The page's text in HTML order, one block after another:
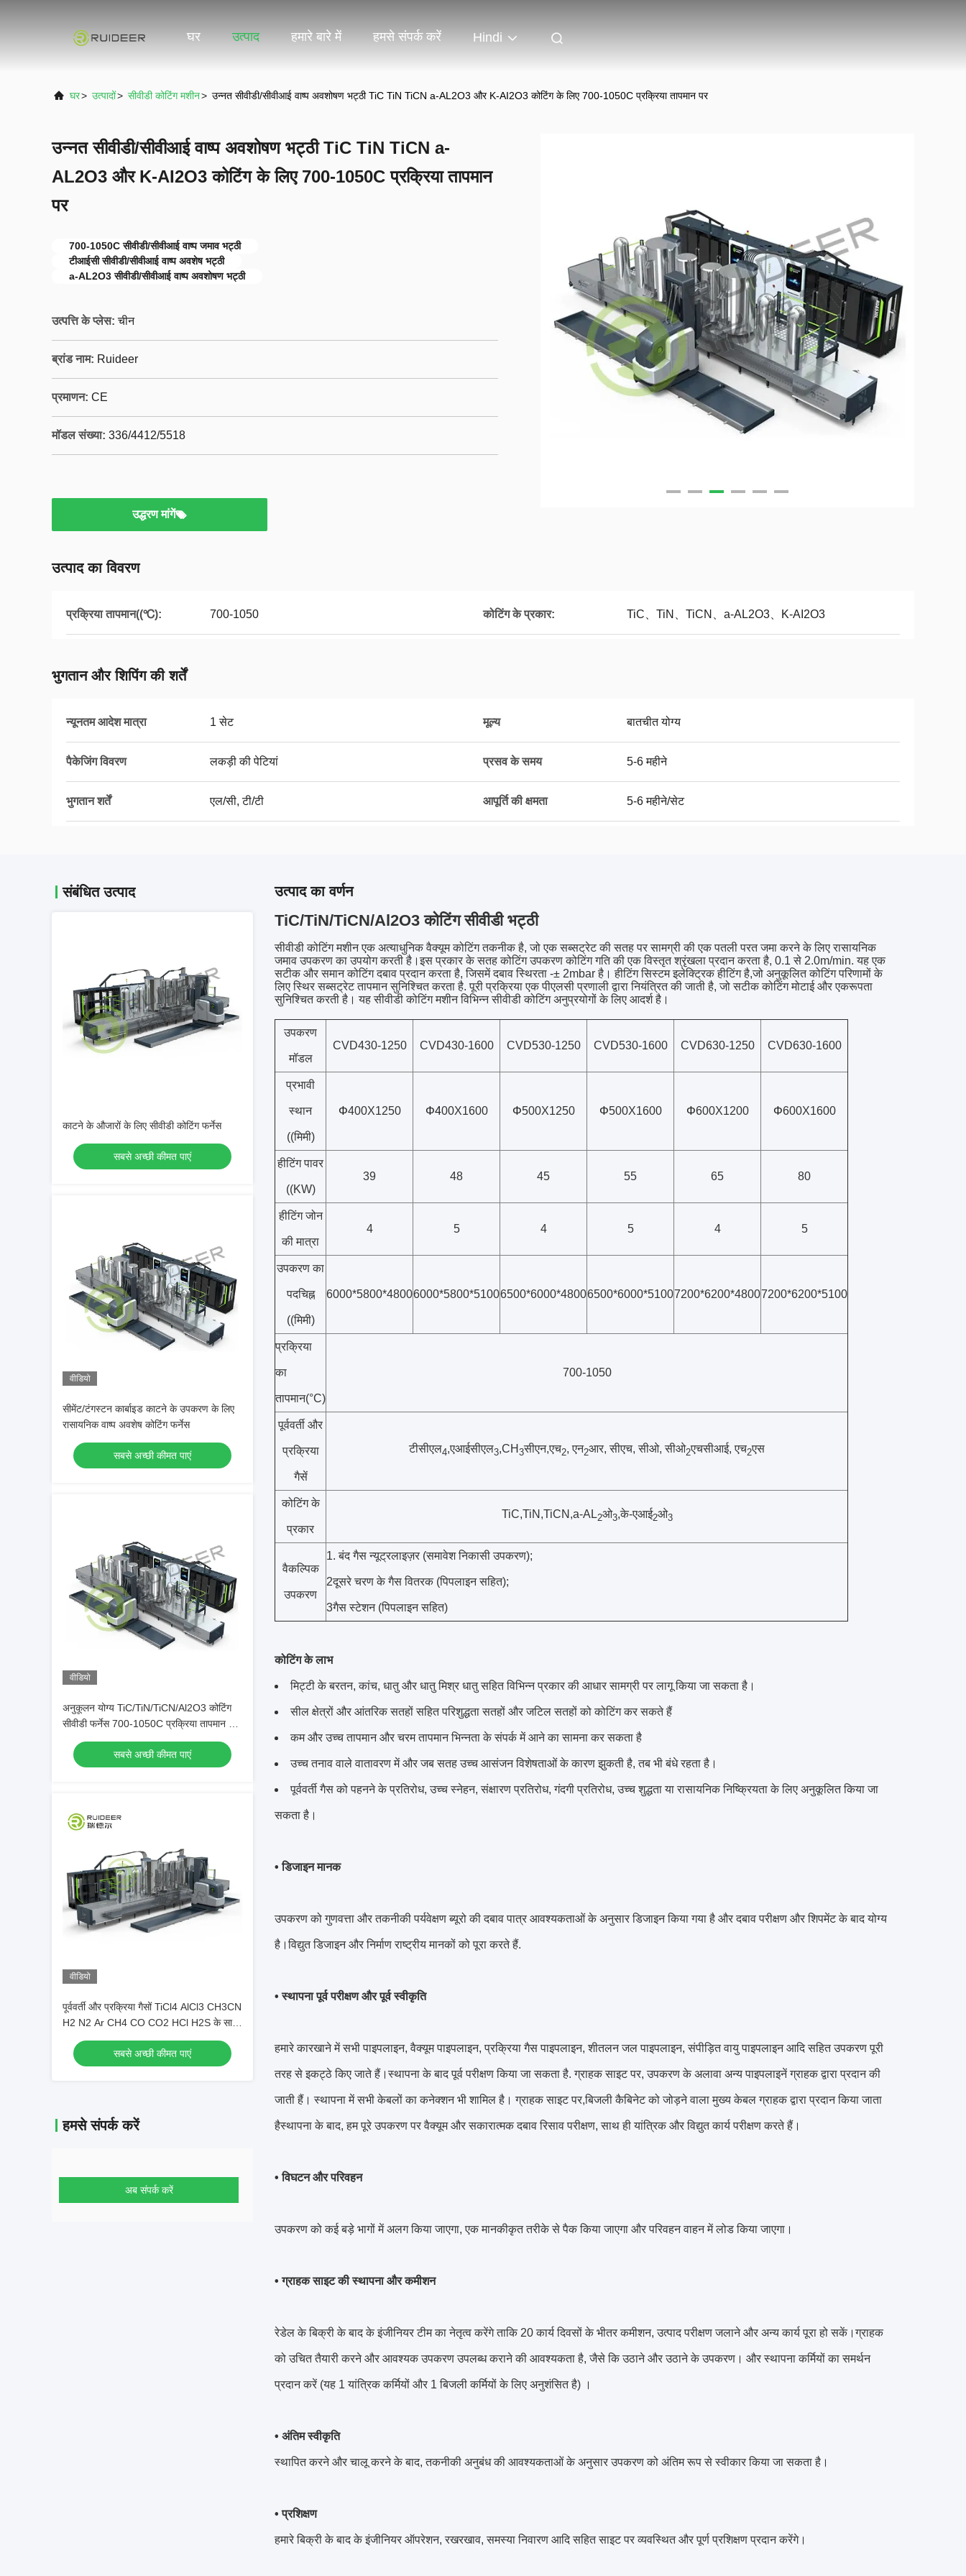
घर उत्पाद हमारे बारे में हमसे संपर्क करें Hindi
घर> उत्पादों> सीवीडी कोटिंग मशीन> उन्नत सीवीडी/सीवीआई वाष्प अवशोषण भट्ठी TiC TiN TiCN a-AL2O3 और K-AI2O3 कोटिंग के लिए 700-1050C प्रक्रिया तापमान पर
उन्नत सीवीडी/सीवीआई वाष्प अवशोषण भट्ठी TiC TiN TiCN a-
AL2O3 और K-AI2O3 कोटिंग के लिए 700-1050C प्रक्रिया तापमान
पर
700-1050C सीवीडी/सीवीआई वाष्प जमाव भट्ठी
टीआईसी सीवीडी/सीवीआई वाष्प अवशेष भट्ठी
a-AL2O3 सीवीडी/सीवीआई वाष्प अवशोषण भट्ठी
उत्पत्ति के प्लेस: चीन
ब्रांड नाम: Ruideer
प्रमाणन: CE
मॉडल संख्या: 336/4412/5518
उद्धरण मांगें
उत्पाद का विवरण
प्रक्रिया तापमान((℃): 700-1050 कोटिंग के प्रकार: TiC、TiN、TiCN、a-AL2O3、K-AI2O3
भुगतान और शिपिंग की शर्तें
न्यूनतम आदेश मात्रा 1 सेट मूल्य बातचीत योग्य
पैकेजिंग विवरण लकड़ी की पेटियां प्रसव के समय 5-6 महीने
भुगतान शर्तें एल/सी, टी/टी आपूर्ति की क्षमता 5-6 महीने/सेट
संबंधित उत्पाद
काटने के औजारों के लिए सीवीडी कोटिंग फर्नेस
सबसे अच्छी कीमत पाएं
वीडियो
सीमेंट/टंगस्टन कार्बाइड काटने के उपकरण के लिए
रासायनिक वाष्प अवशेष कोटिंग फर्नेस
सबसे अच्छी कीमत पाएं
वीडियो
अनुकूलन योग्य TiC/TiN/TiCN/Al2O3 कोटिंग
सीवीडी फर्नेस 700-1050C प्रक्रिया तापमान के
सबसे अच्छी कीमत पाएं
वीडियो
पूर्ववर्ती और प्रक्रिया गैसों TiCl4 AlCl3 CH3CN
H2 N2 Ar CH4 CO CO2 HCl H2S के साथ
उच्च तापमान कोटिंग प्रक्रिया उपकरण
सबसे अच्छी कीमत पाएं
हमसे संपर्क करें
अब संपर्क करें
उत्पाद का वर्णन
TiC/TiN/TiCN/Al2O3 कोटिंग सीवीडी भट्ठी
सीवीडी कोटिंग मशीन एक अत्याधुनिक वैक्यूम कोटिंग तकनीक है, जो एक सब्सट्रेट की सतह पर सामग्री की एक पतली परत जमा करने के लिए रासायनिक
जमाव उपकरण का उपयोग करती है।इस प्रकार के सतह कोटिंग उपकरण कोटिंग गति की एक विस्तृत श्रृंखला प्रदान करता है, 0.1 से 2.0m/min. यह एक
सटीक और समान कोटिंग दबाव प्रदान करता है, जिसमें दबाव स्थिरता -± 2mbar है। हीटिंग सिस्टम इलेक्ट्रिक हीटिंग है,जो अनुकूलित कोटिंग परिणामों के
लिए स्थिर सब्सट्रेट तापमान सुनिश्चित करता है. पूरी प्रक्रिया एक पीएलसी प्रणाली द्वारा नियंत्रित की जाती है, जो सटीक कोटिंग मोटाई और एकरूपता
सुनिश्चित करती है। यह सीवीडी कोटिंग मशीन विभिन्न सीवीडी कोटिंग अनुप्रयोगों के लिए आदर्श है।
उपकरण
मॉडल
CVD430-1250 CVD430-1600 CVD530-1250 CVD530-1600 CVD630-1250 CVD630-1600
प्रभावी
स्थान
((मिमी)
Φ400X1250 Φ400X1600 Φ500X1250 Φ500X1600 Φ600X1200 Φ600X1600
हीटिंग पावर
((KW)
39 48 45 55 65 80
हीटिंग जोन
की मात्रा
4 5 4 5 4 5
उपकरण का
पदचिह्न
((मिमी)
6000*5800*48006000*5800*51006500*6000*48006500*6000*51007200*6200*48007200*6200*5100
प्रक्रिया
का
तापमान(°C)
700-1050
पूर्ववर्ती और
प्रक्रिया
गैसें
टीसीएल4,एआईसीएल3,CH 3सीएन,एच2, एन2आर, सीएच, सीओ, सीओ2एचसीआई, एच2एस
कोटिंग के
प्रकार
TiC,TiN,TiCN,a-AL2ओ3,के-एआई2ओ3
वैकल्पिक
उपकरण
1. बंद गैस न्यूट्रलाइज़र (समावेश निकासी उपकरण);
2दूसरे चरण के गैस वितरक (पिपलाइन सहित);
3गैस स्टेशन (पिपलाइन सहित)
कोटिंग के लाभ
मिट्टी के बरतन, कांच, धातु और धातु मिश्र धातु सहित विभिन्न प्रकार की आधार सामग्री पर लागू किया जा सकता है।
सील क्षेत्रों और आंतरिक सतहों सहित परिशुद्धता सतहों और जटिल सतहों को कोटिंग कर सकते हैं
कम और उच्च तापमान और चरम तापमान भिन्नता के संपर्क में आने का सामना कर सकता है
उच्च तनाव वाले वातावरण में और जब सतह उच्च आसंजन विशेषताओं के कारण झुकती है, तब भी बंधे रहता है।
पूर्ववर्ती गैस को पहनने के प्रतिरोध, उच्च स्नेहन, संक्षारण प्रतिरोध, गंदगी प्रतिरोध, उच्च शुद्धता या रासायनिक निष्क्रियता के लिए अनुकूलित किया जा
सकता है।
• डिजाइन मानक
उपकरण को गुणवत्ता और तकनीकी पर्यवेक्षण ब्यूरो की दबाव पात्र आवश्यकताओं के अनुसार डिजाइन किया गया है और दबाव परीक्षण और शिपमेंट के बाद योग्य
है।विद्युत डिजाइन और निर्माण राष्ट्रीय मानकों को पूरा करते हैं.
• स्थापना पूर्व परीक्षण और पूर्व स्वीकृति
हमारे कारखाने में सभी पाइपलाइन, वैक्यूम पाइपलाइन, प्रक्रिया गैस पाइपलाइन, शीतलन जल पाइपलाइन, संपीड़ित वायु पाइपलाइन आदि सहित उपकरण पूरी
तरह से इकट्ठे किए जाते हैं।स्थापना के बाद पूर्व परीक्षण किया जा सकता है. ग्राहक साइट पर, उपकरण के अलावा अन्य पाइपलाइनें ग्राहक द्वारा प्रदान की
जाती हैं। स्थापना में सभी केबलों का कनेक्शन भी शामिल है। ग्राहक साइट पर,बिजली कैबिनेट को जोड़ने वाला मुख्य केबल ग्राहक द्वारा प्रदान किया जाता
हैस्थापना के बाद, हम पूरे उपकरण पर वैक्यूम और सकारात्मक दबाव रिसाव परीक्षण, साथ ही यांत्रिक और विद्युत कार्य परीक्षण करते हैं।
• विघटन और परिवहन
उपकरण को कई बड़े भागों में अलग किया जाएगा, एक मानकीकृत तरीके से पैक किया जाएगा और परिवहन वाहन में लोड किया जाएगा।
• ग्राहक साइट की स्थापना और कमीशन
रेडेल के बिक्री के बाद के इंजीनियर टीम का नेतृत्व करेंगे ताकि 20 कार्य दिवसों के भीतर कमीशन, उत्पाद परीक्षण जलाने और अन्य कार्य पूरा हो सकें।ग्राहक
को उचित तैयारी करने और आवश्यक उपकरण उपलब्ध कराने की आवश्यकता है, जैसे कि उठाने और उठाने के उपकरण। और स्थापना कर्मियों का समर्थन
प्रदान करें (यह 1 यांत्रिक कर्मियों और 1 बिजली कर्मियों के लिए अनुशंसित है) ।
• अंतिम स्वीकृति
स्थापित करने और चालू करने के बाद, तकनीकी अनुबंध की आवश्यकताओं के अनुसार उपकरण को अंतिम रूप से स्वीकार किया जा सकता है।
• प्रशिक्षण
हमारे बिक्री के बाद के इंजीनियर ऑपरेशन, रखरखाव, समस्या निवारण आदि सहित साइट पर व्यवस्थित और पूर्ण प्रशिक्षण प्रदान करेंगे।